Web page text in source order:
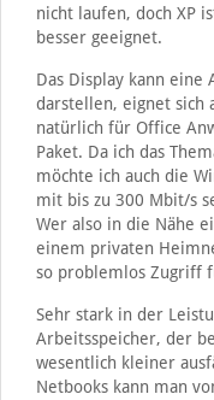
nicht laufen, doch XP
besser geeignet.
Das Display kann eine
darstellen, eignet sich
natürlich für Office
Paket. Da ich das
möchte ich auch die
mit bis zu 300 Mbit/s
Wer also in die Nähe
einem privaten
so problemlos Zugriff
Sehr stark in der
Arbeitsspeicher, der
wesentlich kleiner
Netbooks kann man